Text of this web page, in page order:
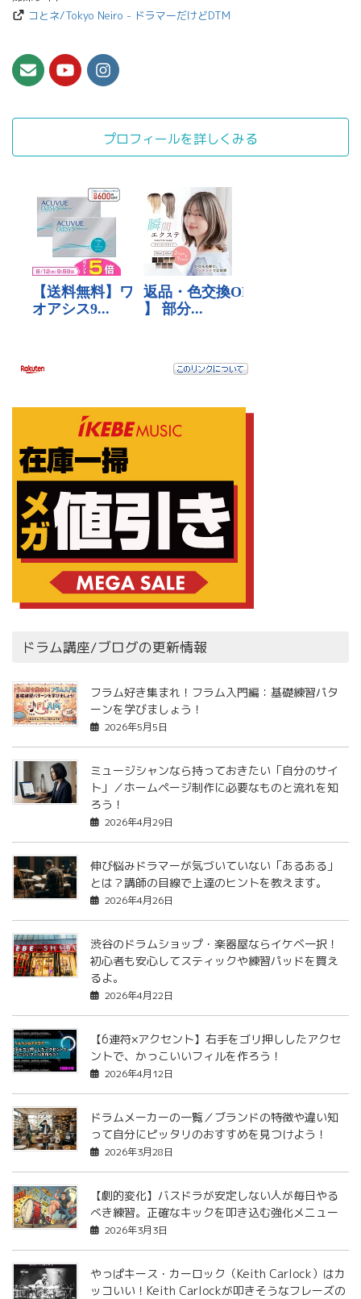
コとネ/Tokyo Neiro - ドラマーだけどDTM
プロフィールを詳しくみる
ドラム講座/ブログの更新情報
フラム好き集まれ！フラム入門編：基礎練習パタ
ーンを学びましょう！
2026年5月5日
ミュージシャンなら持っておきたい「自分のサイ
ト」／ホームページ制作に必要なものと流れを知
ろう！
2026年4月29日
伸び悩みドラマーが気づいていない「あるある」
とは？講師の目線で上達のヒントを教えます。
2026年4月26日
渋谷のドラムショップ・楽器屋ならイケベ一択！
初心者も安心してスティックや練習パッドを買え
るよ。
2026年4月22日
【6連符×アクセント】右手をゴリ押ししたアクセ
ントで、かっこいいフィルを作ろう！
2026年4月12日
ドラムメーカーの一覧／ブランドの特徴や違い知
って自分にピッタリのおすすめを見つけよう！
2026年3月28日
【劇的変化】バスドラが安定しない人が毎日やる
べき練習。正確なキックを叩き込む強化メニュー
2026年3月3日
やっぱキース・カーロック（Keith Carlock）はカ
ッコいい！Keith Carlockが叩きそうなフレーズの